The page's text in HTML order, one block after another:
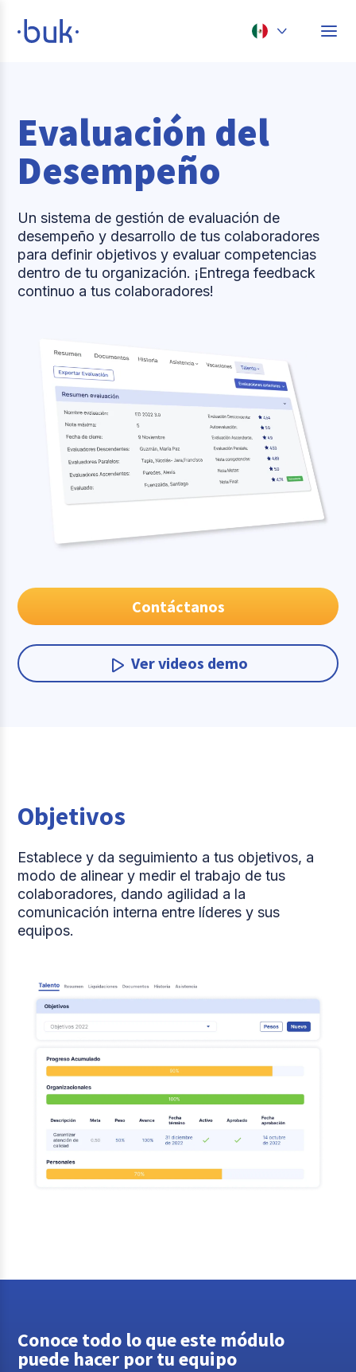
Perú
México
Evaluación del
Desempeño
Un sistema de gestión de evaluación de
desempeño y desarrollo de tus colaboradores
para definir objetivos y evaluar competencias
dentro de tu organización. ¡Entrega feedback
continuo a tus colaboradores!
Contáctanos
Ver videos demo
Objetivos
Establece y da seguimiento a tus objetivos, a
modo de alinear y medir el trabajo de tus
colaboradores, dando agilidad a la
comunicación interna entre líderes y sus
equipos.
Conoce todo lo que este módulo
puede hacer por tu equipo